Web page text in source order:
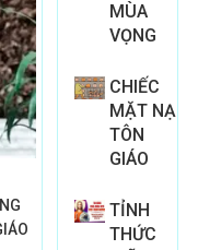
MÙA
VỌNG
CHIẾC
MẶT NẠ
TÔN
GIÁO
TỈNH
THỨC